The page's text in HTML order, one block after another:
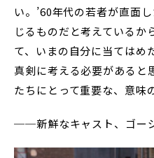
い。’60年代の若者が直面
じるものだと考えているか
て、いまの自分に当てはめ
真剣に考える必要があると
たちにとって重要な、意味
──新鮮なキャスト、ゴー